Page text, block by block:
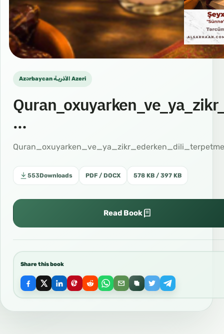
Azərbaycan الأذريـة Azeri
…
553Downloads PDF / DOCX 578 KB / 397 KB
Read Book
Share this book